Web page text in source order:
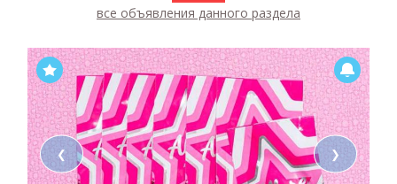
все объявления данного раздела
❮ ❯